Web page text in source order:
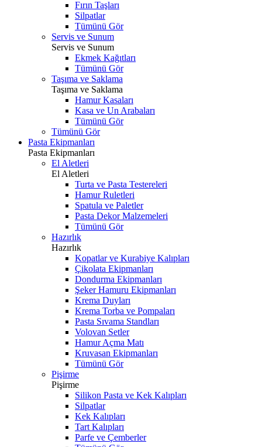
Fırın Taşları
Silpatlar
Tümünü Gör
Servis ve Sunum
Servis ve Sunum
Ekmek Kağıtları
Tümünü Gör
Taşıma ve Saklama
Taşıma ve Saklama
Hamur Kasaları
Kasa ve Un Arabaları
Tümünü Gör
Tümünü Gör
Pasta Ekipmanları
Pasta Ekipmanları
El Aletleri
El Aletleri
Turta ve Pasta Testereleri
Hamur Ruletleri
Spatula ve Paletler
Pasta Dekor Malzemeleri
Tümünü Gör
Hazırlık
Hazırlık
Kopatlar ve Kurabiye Kalıpları
Çikolata Ekipmanları
Dondurma Ekipmanları
Şeker Hamuru Ekipmanları
Krema Duyları
Krema Torba ve Pompaları
Pasta Sıvama Standları
Volovan Setler
Hamur Açma Matı
Kruvasan Ekipmanları
Tümünü Gör
Pişirme
Pişirme
Silikon Pasta ve Kek Kalıpları
Silpatlar
Kek Kalıpları
Tart Kalıpları
Parfe ve Çemberler